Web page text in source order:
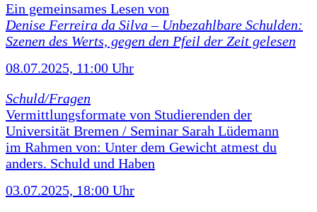
Ein gemeinsames Lesen von
Denise Ferreira da Silva – Unbezahlbare Schulden:
Szenen des Werts, gegen den Pfeil der Zeit gelesen
08.07.2025, 11:00 Uhr
Schuld/Fragen
Vermittlungsformate von Studierenden der
Universität Bremen / Seminar Sarah Lüdemann
im Rahmen von: Unter dem Gewicht atmest du
anders. Schuld und Haben
03.07.2025, 18:00 Uhr